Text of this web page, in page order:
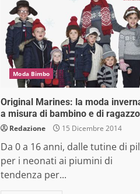
Moda Bimbo
Original Marines: la moda
a misura di bambino e di ragazzo
Redazione 15 Dicembre 2014
Da 0 a 16 anni, dalle tutine di
per i neonati ai piumini di
tendenza per...